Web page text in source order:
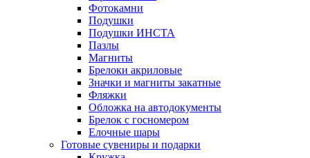
Фотокамни
Подушки
Подушки ИНСТА
Пазлы
Магниты
Брелоки акриловые
Значки и магниты закатные
Фляжки
Обложка на автодокументы
Брелок с госномером
Елочные шары
Готовые сувениры и подарки